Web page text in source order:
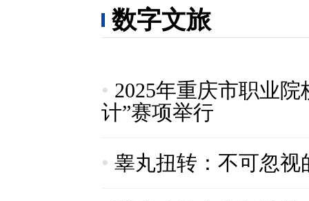
数字文旅
• 2025年重庆市职业
计”赛项举行
• 睾丸扭转：不可忽视